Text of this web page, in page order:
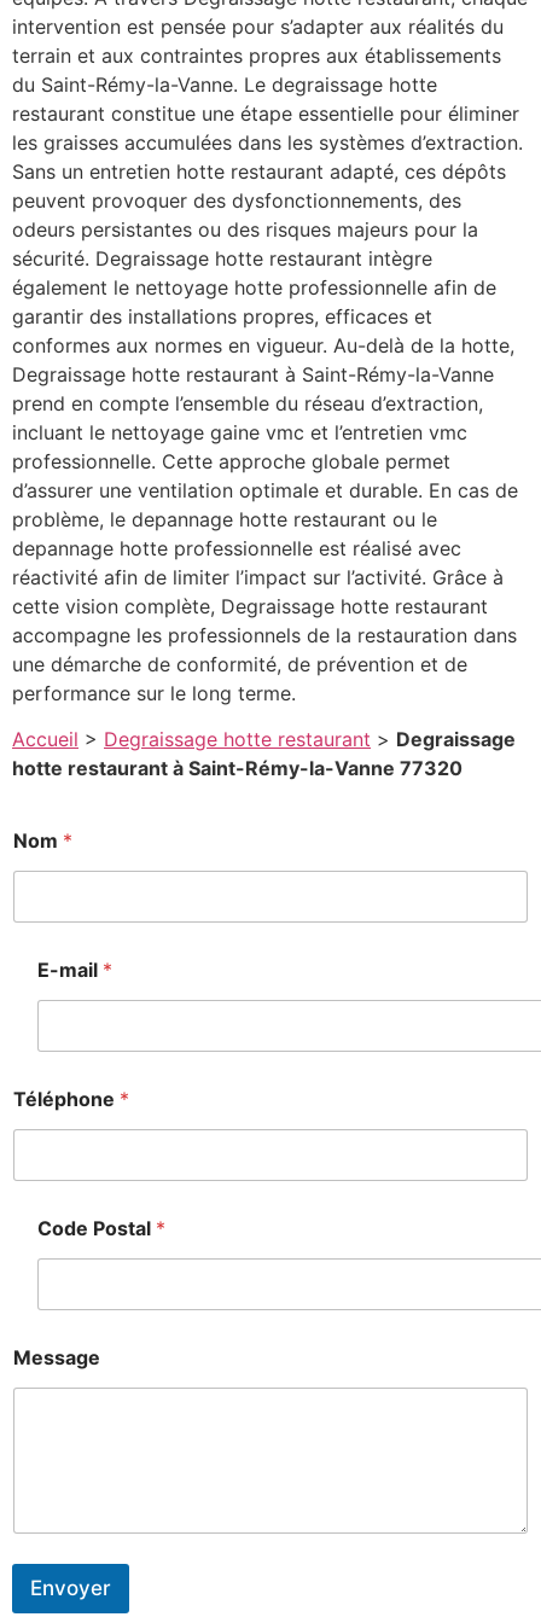
intervention est pensée pour s’adapter aux réalités du
terrain et aux contraintes propres aux établissements
du Saint-Rémy-la-Vanne. Le degraissage hotte
restaurant constitue une étape essentielle pour éliminer
les graisses accumulées dans les systèmes d’extraction.
Sans un entretien hotte restaurant adapté, ces dépôts
peuvent provoquer des dysfonctionnements, des
odeurs persistantes ou des risques majeurs pour la
sécurité. Degraissage hotte restaurant intègre
également le nettoyage hotte professionnelle afin de
garantir des installations propres, efficaces et
conformes aux normes en vigueur. Au-delà de la hotte,
Degraissage hotte restaurant à Saint-Rémy-la-Vanne
prend en compte l’ensemble du réseau d’extraction,
incluant le nettoyage gaine vmc et l’entretien vmc
professionnelle. Cette approche globale permet
d’assurer une ventilation optimale et durable. En cas de
problème, le depannage hotte restaurant ou le
depannage hotte professionnelle est réalisé avec
réactivité afin de limiter l’impact sur l’activité. Grâce à
cette vision complète, Degraissage hotte restaurant
accompagne les professionnels de la restauration dans
une démarche de conformité, de prévention et de
performance sur le long terme.
Accueil > Degraissage hotte restaurant > Degraissage
hotte restaurant à Saint-Rémy-la-Vanne 77320
Nom *
E-mail *
Téléphone *
Code Postal *
Message
Envoyer